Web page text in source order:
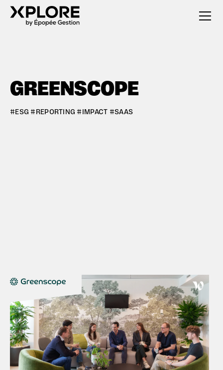
GREENSCOPE
#ESG #REPORTING #IMPACT #SAAS
La solution ESG des
entreprises de demain
DATE D’INVESTISSEMENT